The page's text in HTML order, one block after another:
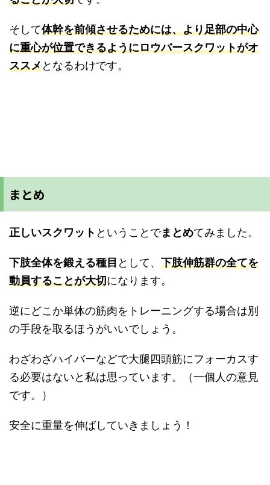
そして体幹を前傾させるためには、より足部の中心
に重心が位置できるようにロウバースクワットがオ
ススメとなるわけです。
まとめ
正しいスクワット ということでまとめてみました。
下肢全体を鍛える種目 として、 下肢伸筋群の全てを
動員することが大切になります。
逆にどこか単体の筋肉をトレーニングする場合は別
の手段を取るほうがいいでしょう。
わざわざハイバーなどで大腿四頭筋にフォーカスす
る必要はないと私は思っています。（一個人の意見
です。）
安全に重量を伸ばしていきましょう！